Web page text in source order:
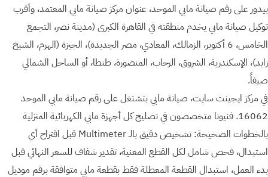
بيدور على رقم صيانة مابي الموحد، عنوان مركز صيانة مابي المعتمد، وأقرب
توكيل صيانة مابي يخدم منطقته في القاهرة الكبرى (مدينة نصر، التجمع
الخامس، 6 أكتوبر، الزمالك، المعادي، مصر الجديدة)، الجيزة (الهرم، الشيخ
زايد)، الإسكندرية، الشروق، الرحاب، المنصورة، طنطا، أو الساحل الشمالي
صيفاً.
في مركز ايجينت سايت، صيانة مابي بتشتغل على رقم صيانة مابي الموحد
16062. فنيونا متخصصون في تصليح كل أجهزة مابي الكهربائية المنزلية
بالخطوات الصحيحة: تشخيص دقيق بالـ Multimeter قبل اقتراح أي
استبدال، فحص شامل لكل القطع المعنية، تقدير شفاف للسعر النهائي قبل
بدء العمل، استبدال القطعة المعطلة فقط بقطعة مابي متوافقة برقم موديل